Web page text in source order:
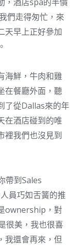
們走得匆忙，來
天早上正好參加
海鮮，牛肉和雞
在餐廳外面，聽
了從Dallas來的年
在酒店碰到的唯
裡我們也沒見到
帶到Sales
員巧如舌簧的推
ownership，對
很美，我也很喜
我還會再來，但